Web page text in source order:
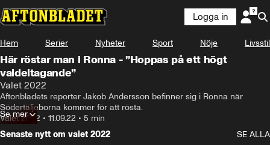
Logga in
Hem Serier Nyheter Sport Nöje Livsstil
Här röstar man i Ronna - ”Hoppas på ett högt
valdeltagande”
Valet 2022
Aftonbladets reporter Jakob Andersson befinner sig i Ronna när
Södertäljeborna kommer för att rösta.
Valet 2022 • 11.09.22 • 5 min
Se mer
Senaste nytt om valet 2022
SE ALLA